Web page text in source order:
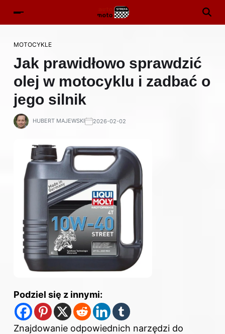
MOTOCYKLE
Jak prawidłowo sprawdzić
olej w motocyklu i zadbać o
jego silnik
HUBERT MAJEWSKI 2026-02-02
Podziel się z innymi:
Znajdowanie odpowiednich narzędzi do